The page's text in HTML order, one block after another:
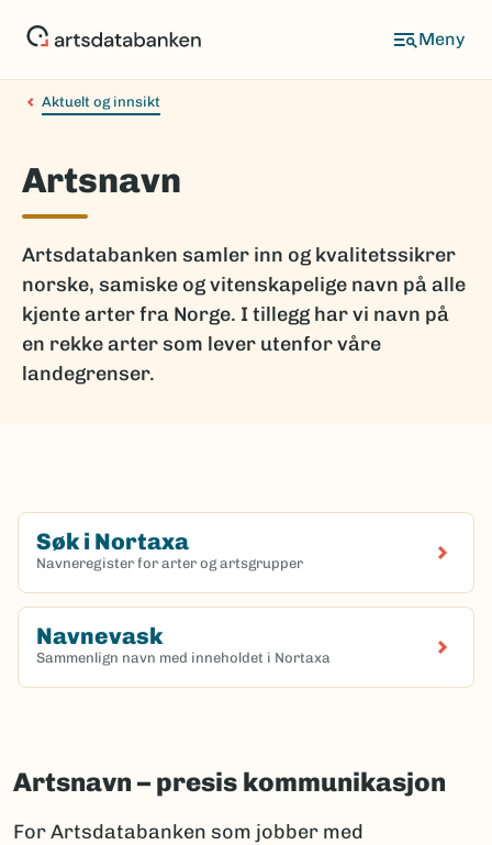
Aktuelt og innsikt
Artsnavn
Artsdatabanken samler inn og kvalitetssikrer
norske, samiske og vitenskapelige navn på alle
kjente arter fra Norge. I tillegg har vi navn på
en rekke arter som lever utenfor våre
landegrenser.
Søk i Nortaxa
Navneregister for arter og artsgrupper
Navnevask
Sammenlign navn med inneholdet i Nortaxa
Artsnavn – presis kommunikasjon
For Artsdatabanken som jobber med